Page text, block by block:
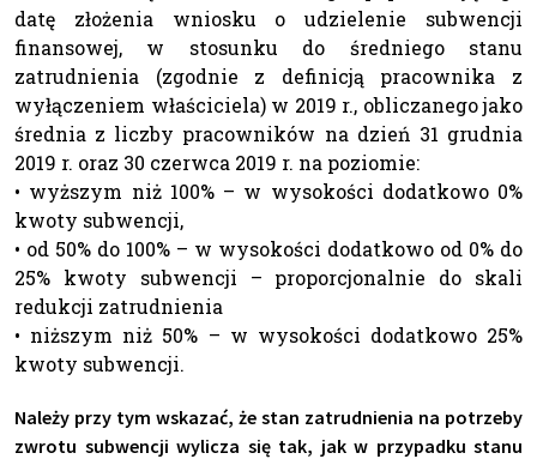
datę złożenia wniosku o udzielenie subwencji
finansowej, w stosunku do średniego stanu
zatrudnienia (zgodnie z definicją pracownika z
wyłączeniem właściciela) w 2019 r., obliczanego jako
średnia z liczby pracowników na dzień 31 grudnia
2019 r. oraz 30 czerwca 2019 r. na poziomie:
• wyższym niż 100% – w wysokości dodatkowo 0%
kwoty subwencji,
• od 50% do 100% – w wysokości dodatkowo od 0% do
25% kwoty subwencji – proporcjonalnie do skali
redukcji zatrudnienia
• niższym niż 50% – w wysokości dodatkowo 25%
kwoty subwencji.
Należy przy tym wskazać, że stan zatrudnienia na potrzeby
zwrotu subwencji wylicza się tak, jak w przypadku stanu